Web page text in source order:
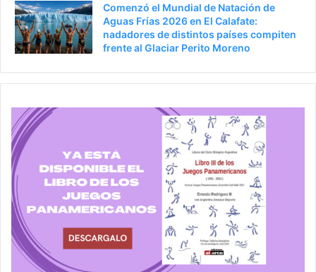
Comenzó el Mundial de Natación de
Aguas Frías 2026 en El Calafate:
nadadores de distintos países compiten
frente al Glaciar Perito Moreno